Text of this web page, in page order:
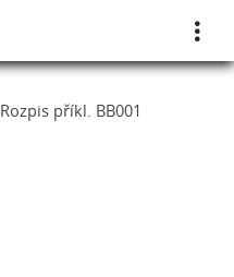
Rozpis příkl. BB001